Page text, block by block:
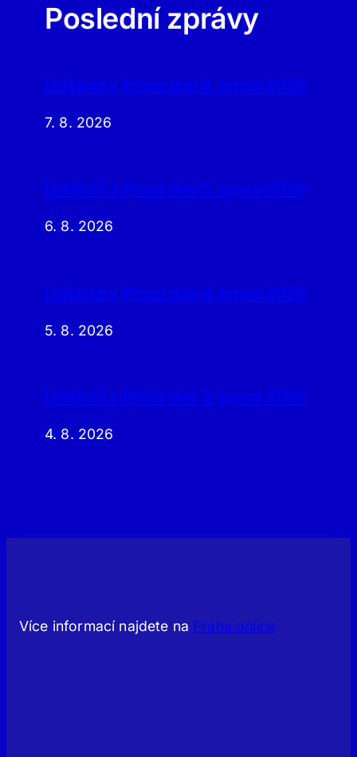
Poslední zprávy
Události v Praze dne 6. srpna 2026
7. 8. 2026
Události v Praze dne 5. srpna 2026
6. 8. 2026
Události v Praze dne 4. srpna 2026
5. 8. 2026
Události v Praze dne 3. srpna 2026
4. 8. 2026
Více informací najdete na Praha.online